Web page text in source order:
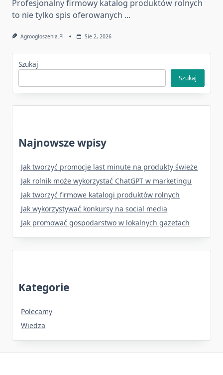
Profesjonalny firmowy katalog produktów rolnych
to nie tylko spis oferowanych ...
Agroogloszenia.pl Sie 2, 2026
Szukaj
Szukaj
Najnowsze wpisy
Jak tworzyć promocje last minute na produkty świeże
Jak rolnik może wykorzystać ChatGPT w marketingu
Jak tworzyć firmowe katalogi produktów rolnych
Jak wykorzystywać konkursy na social media
Jak promować gospodarstwo w lokalnych gazetach
Kategorie
Polecamy
Wiedza